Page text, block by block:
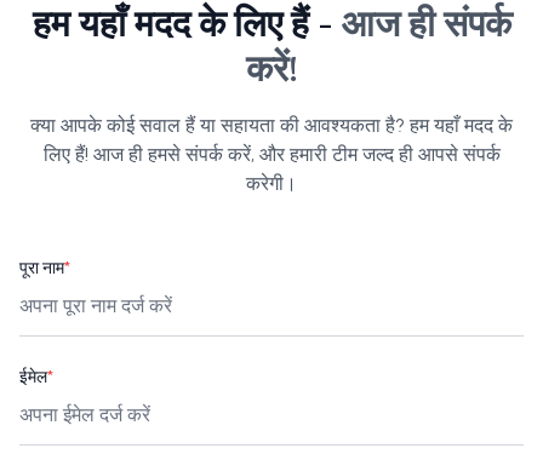
हम यहाँ मदद के लिए हैं - आज ही संपर्क
करें!
क्या आपके कोई सवाल हैं या सहायता की आवश्यकता है? हम यहाँ मदद के
लिए हैं! आज ही हमसे संपर्क करें, और हमारी टीम जल्द ही आपसे संपर्क
करेगी।
पूरा नाम*
ईमेल*